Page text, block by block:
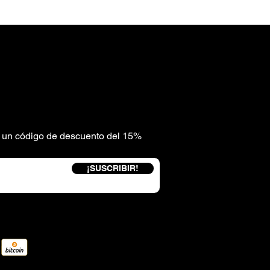
código de descuento del 15%
¡SUSCRIBIR!